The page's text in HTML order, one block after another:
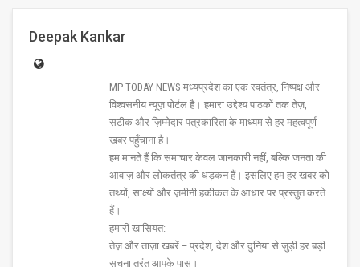
Deepak Kankar
MP TODAY NEWS मध्यप्रदेश का एक स्वतंत्र, निष्पक्ष और
विश्वसनीय न्यूज़ पोर्टल है। हमारा उद्देश्य पाठकों तक तेज़,
सटीक और ज़िम्मेदार पत्रकारिता के माध्यम से हर महत्वपूर्ण
खबर पहुँचाना है।
हम मानते हैं कि समाचार केवल जानकारी नहीं, बल्कि जनता की
आवाज़ और लोकतंत्र की धड़कन हैं। इसलिए हम हर खबर को
तथ्यों, साक्ष्यों और ज़मीनी हकीकत के आधार पर प्रस्तुत करते
हैं।
हमारी खासियत:
तेज़ और ताज़ा खबरें – प्रदेश, देश और दुनिया से जुड़ी हर बड़ी
सूचना तुरंत आपके पास।